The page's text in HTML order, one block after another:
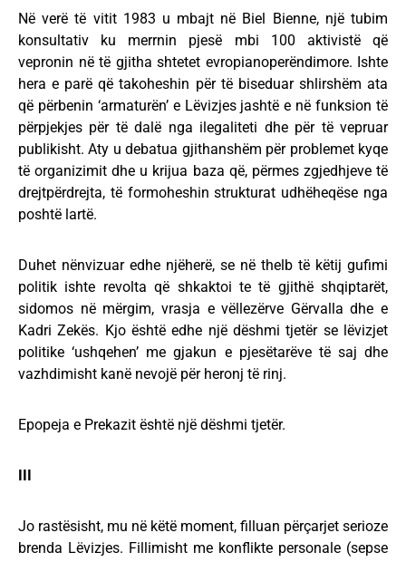
Në verë të vitit 1983 u mbajt në Biel Bienne, një tubim
konsultativ ku merrnin pjesë mbi 100 aktivistë që
vepronin në të gjitha shtetet evropianoperëndimore. Ishte
hera e parë që takoheshin për të biseduar shlirshëm ata
që përbenin ‘armaturën’ e Lëvizjes jashtë e në funksion të
përpjekjes për të dalë nga ilegaliteti dhe për të vepruar
publikisht. Aty u debatua gjithanshëm për problemet kyqe
të organizimit dhe u krijua baza që, përmes zgjedhjeve të
drejtpërdrejta, të formoheshin strukturat udhëheqëse nga
poshtë lartë.
Duhet nënvizuar edhe njëherë, se në thelb të këtij gufimi
politik ishte revolta që shkaktoi te të gjithë shqiptarët,
sidomos në mërgim, vrasja e vëllezërve Gërvalla dhe e
Kadri Zekës. Kjo është edhe një dëshmi tjetër se lëvizjet
politike ‘ushqehen’ me gjakun e pjesëtarëve të saj dhe
vazhdimisht kanë nevojë për heronj të rinj.
Epopeja e Prekazit është një dëshmi tjetër.
Jo rastësisht, mu në këtë moment, filluan përçarjet serioze
brenda Lëvizjes. Fillimisht me konflikte personale (sepse